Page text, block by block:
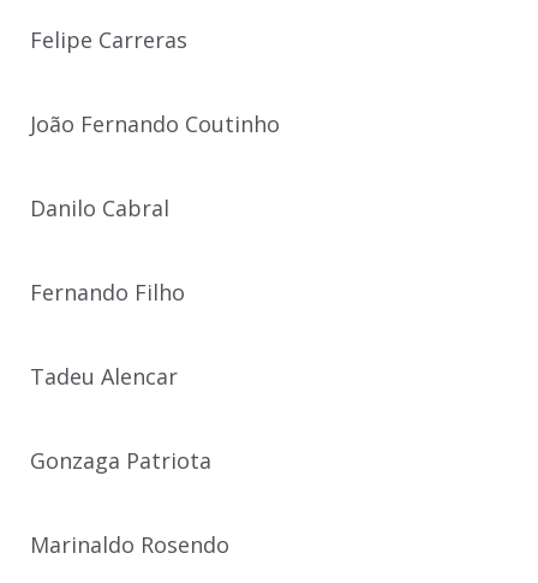
Felipe Carreras
João Fernando Coutinho
Danilo Cabral
Fernando Filho
Tadeu Alencar
Gonzaga Patriota
Marinaldo Rosendo